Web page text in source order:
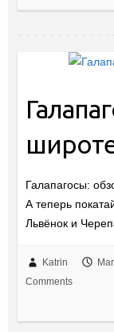
Галапагосы:
А теперь
Львёнок и
Katrin
Comments